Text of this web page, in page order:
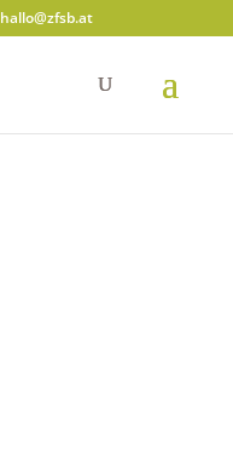
hallo@zfsb.at